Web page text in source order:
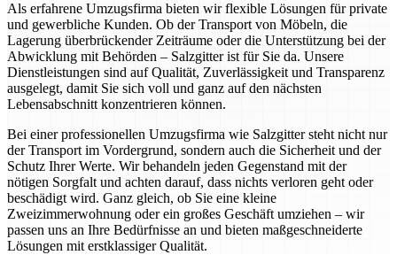
Als erfahrene Umzugsfirma bieten wir flexible Lösungen für private
und gewerbliche Kunden. Ob der Transport von Möbeln, die
Lagerung überbrückender Zeiträume oder die Unterstützung bei der
Abwicklung mit Behörden – Salzgitter ist für Sie da. Unsere
Dienstleistungen sind auf Qualität, Zuverlässigkeit und Transparenz
ausgelegt, damit Sie sich voll und ganz auf den nächsten
Lebensabschnitt konzentrieren können.
Bei einer professionellen Umzugsfirma wie Salzgitter steht nicht nur
der Transport im Vordergrund, sondern auch die Sicherheit und der
Schutz Ihrer Werte. Wir behandeln jeden Gegenstand mit der
nötigen Sorgfalt und achten darauf, dass nichts verloren geht oder
beschädigt wird. Ganz gleich, ob Sie eine kleine
Zweizimmerwohnung oder ein großes Geschäft umziehen – wir
passen uns an Ihre Bedürfnisse an und bieten maßgeschneiderte
Lösungen mit erstklassiger Qualität.